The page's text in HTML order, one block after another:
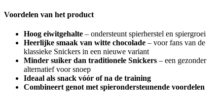
Voordelen van het product
Hoog eiwitgehalte – ondersteunt spierherstel en spiergroei
Heerlijke smaak van witte chocolade – voor fans van de
klassieke Snickers in een nieuwe variant
Minder suiker dan traditionele Snickers – een gezonder
alternatief voor snoep
Ideaal als snack vóór of na de training
Combineert genot met spierondersteunende voordelen